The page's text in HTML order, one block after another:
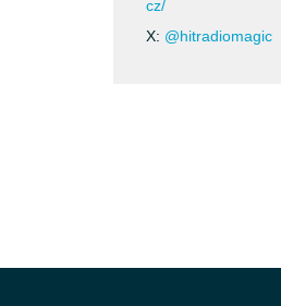
cz/
X: @hitradiomagic